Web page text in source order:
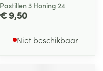
Pastillen 3 Honing 24
€ 9,50
Niet beschikbaar